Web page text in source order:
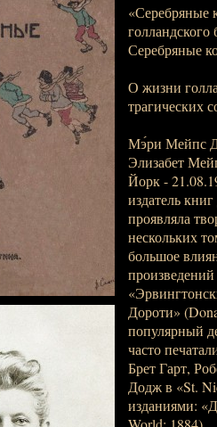
«Серебряные
Серебряные
О жизни
трагических
Мэ́ри Мейпс
Элизабет
Йорк -
издатель
проявляла
нескольких
большое
Дороти»
популярный
часто
Брет Гарт,
Додж в «St.
изданиями: